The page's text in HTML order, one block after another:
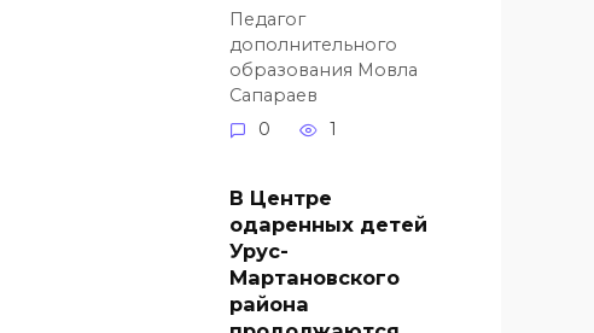
Педагог
дополнительного
образования Мовла
Сапараев
0
1
В Центре
одаренных детей
Урус-
Мартановского
района